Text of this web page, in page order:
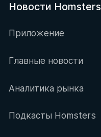
Новости Homsters
Приложение
Главные новости
Аналитика рынка
Подкасты Homsters